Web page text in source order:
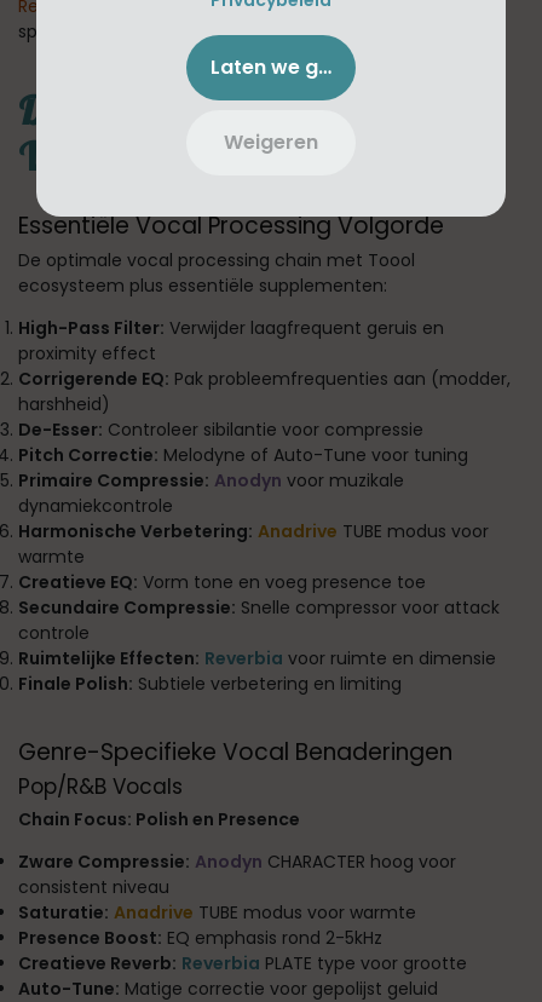
Laten we gaan!
Weigeren
Renaissance Axx
voegt harmonische opwinding toe
specifiek ontworpen voor vocals.
De Complete Professionele
Vocal Chain
Essentiële Vocal Processing Volgorde
De optimale vocal processing chain met Toool
ecosysteem plus essentiële supplementen:
High-Pass Filter: Verwijder laagfrequent geruis en
proximity effect
Corrigerende EQ: Pak probleemfrequenties aan (modder,
harshheid)
De-Esser: Controleer sibilantie voor compressie
Pitch Correctie: Melodyne of Auto-Tune voor tuning
Primaire Compressie: Anodyn voor muzikale
dynamiekcontrole
Harmonische Verbetering: Anadrive TUBE modus voor
warmte
Creatieve EQ: Vorm tone en voeg presence toe
Secundaire Compressie: Snelle compressor voor attack
controle
Ruimtelijke Effecten: Reverbia voor ruimte en dimensie
Finale Polish: Subtiele verbetering en limiting
Genre-Specifieke Vocal Benaderingen
Pop/R&B Vocals
Chain Focus: Polish en Presence
Zware Compressie: Anodyn CHARACTER hoog voor
consistent niveau
Saturatie: Anadrive TUBE modus voor warmte
Presence Boost: EQ emphasis rond 2-5kHz
Creatieve Reverb: Reverbia PLATE type voor grootte
Auto-Tune: Matige correctie voor gepolijst geluid